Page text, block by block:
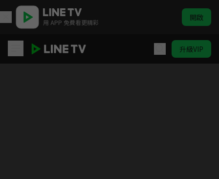
用 APP 免費看更精彩 開啟
升級VIP